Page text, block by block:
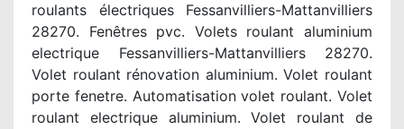
roulants électriques Fessanvilliers-Mattanvilliers
28270. Fenêtres pvc. Volets roulant aluminium
electrique Fessanvilliers-Mattanvilliers 28270.
Volet roulant rénovation aluminium. Volet roulant
porte fenetre. Automatisation volet roulant. Volet
roulant electrique aluminium. Volet roulant de